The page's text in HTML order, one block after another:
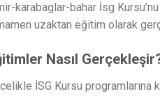
karabaglar-bahar İsg
uzaktan eğitim olarak
Nasıl
İSG Kursu